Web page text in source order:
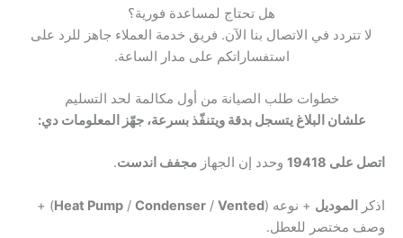
هل تحتاج لمساعدة فورية؟
لا تتردد في الاتصال بنا الآن. فريق خدمة العملاء جاهز للرد على
استفساراتكم على مدار الساعة.
خطوات طلب الصيانة من أول مكالمة لحد التسليم
علشان البلاغ يتسجل بدقة ويتنفّذ بسرعة، جهّز المعلومات دي:
اتصل على 19418 وحدد إن الجهاز مجفف اندست.
اذكر الموديل + نوعه ( Heat Pump / Condenser / Vented
) +
وصف مختصر للعطل.